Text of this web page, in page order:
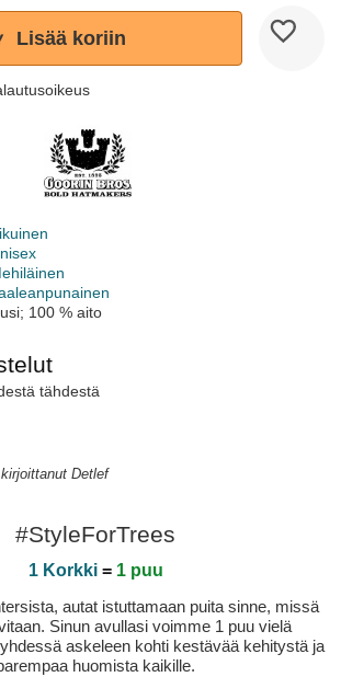
Lisää koriin
100 % aito
tähdestä
Detlef
#StyleForTrees
1 Korkki= 1 puu
autat istuttamaan puita sinne, missä
Sinun avullasi voimme 1 puu vielä
askeleen kohti kestävää kehitystä ja
huomista kaikille.